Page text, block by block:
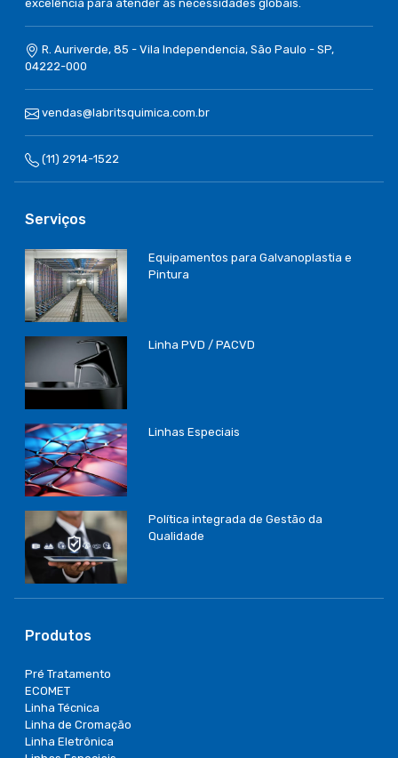
excelência para atender às necessidades globais.
R. Auriverde, 85 - Vila Independencia, São Paulo - SP,
04222-000
vendas@labritsquimica.com.br
(11) 2914-1522
Serviços
Equipamentos para Galvanoplastia e
Pintura
Linha PVD / PACVD
Linhas Especiais
Política integrada de Gestão da
Qualidade
Produtos
Pré Tratamento
ECOMET
Linha Técnica
Linha de Cromação
Linha Eletrônica